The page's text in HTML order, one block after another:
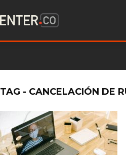
TAG - CANCELACIÓN DE